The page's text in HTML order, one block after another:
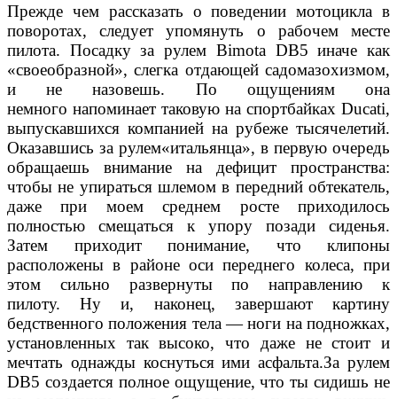
Прежде чем рассказать о поведении мотоцикла в
поворотах, следует упомянуть о рабочем месте
пилота. Посадку за рулем Bimota DB5 иначе как
«своеобразной», слегка отдающей садомазохизмом,
и не назовешь. По ощущениям она
немного напоминает таковую на спортбайках Ducati,
выпускавшихся компанией на рубеже тысячелетий.
Оказавшись за рулем«итальянца», в первую очередь
обращаешь внимание на дефицит пространства:
чтобы не упираться шлемом в передний обтекатель,
даже при моем среднем росте приходилось
полностью смещаться к упору позади сиденья.
Затем приходит понимание, что клипоны
расположены в районе оси переднего колеса, при
этом сильно развернуты по направлению к
пилоту. Ну и, наконец, завершают картину
бедственного положения тела — ноги на подножках,
установленных так высоко, что даже не стоит и
мечтать однажды коснуться ими асфальта.За рулем
DB5 создается полное ощущение, что ты сидишь не